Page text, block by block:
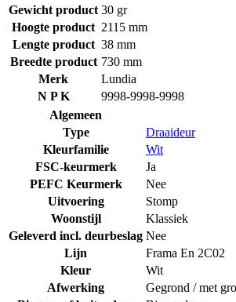
Gewicht product 30 gr
Hoogte product 2115 mm
Lengte product 38 mm
Breedte product 730 mm
Merk
Lundia
N P K
9998-9998-9998
Algemeen
Type
Draaideur
Kleurfamilie
Wit
FSC-keurmerk
Ja
PEFC Keurmerk
Nee
Uitvoering
Stomp
Woonstijl
Klassiek
Geleverd incl. deurbeslag Nee
Lijn
Frama En 2C02
Kleur
Wit
Afwerking
Gegrond / met